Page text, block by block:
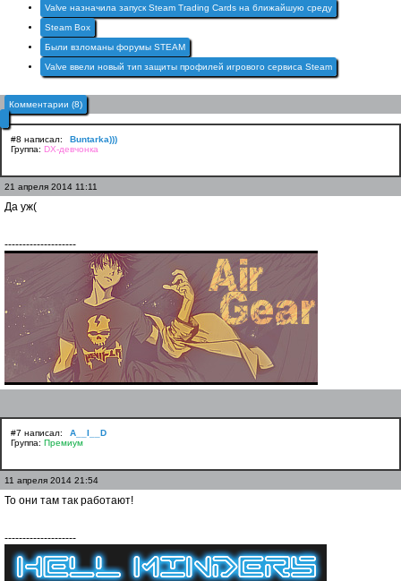
Valve назначила запуск Steam Trading Cards на ближайшую среду
Steam Box
Были взломаны форумы STEAM
Valve ввели новый тип защиты профилей игрового сервиса Steam
Комментарии (8)
#8 написал:
Buntarka)))
Группа: DX-девчонка
21 апреля 2014 11:11
Да уж(
--------------------
#7 написал:
A__I__D
Группа: Премиум
11 апреля 2014 21:54
То они там так работают!
--------------------